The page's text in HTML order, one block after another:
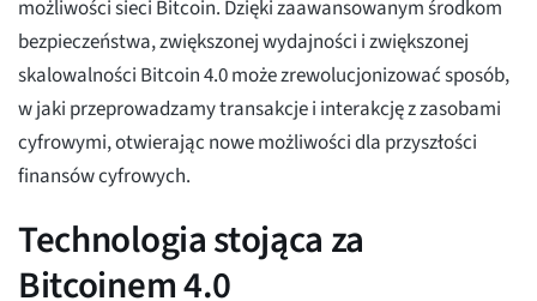
możliwości sieci Bitcoin. Dzięki zaawansowanym środkom
bezpieczeństwa, zwiększonej wydajności i zwiększonej
skalowalności Bitcoin 4.0 może zrewolucjonizować sposób,
w jaki przeprowadzamy transakcje i interakcję z zasobami
cyfrowymi, otwierając nowe możliwości dla przyszłości
finansów cyfrowych.
Technologia stojąca za
Bitcoinem 4.0